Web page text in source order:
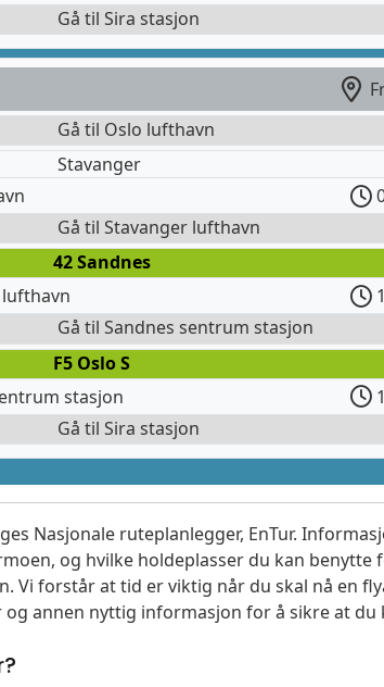
Gå til Sira stasjon
Gå til Oslo lufthavn
Stavanger
Gå til Stavanger lufthavn
42 Sandnes
lufthavn
Gå til Sandnes sentrum stasjon
F5 Oslo S
stasjon
Gå til Sira stasjon
Nasjonale ruteplanlegger, EnTur.
og hvilke holdeplasser du kan
Vi forstår at tid er viktig når du skal nå en
annen nyttig informasjon for å sikre at du